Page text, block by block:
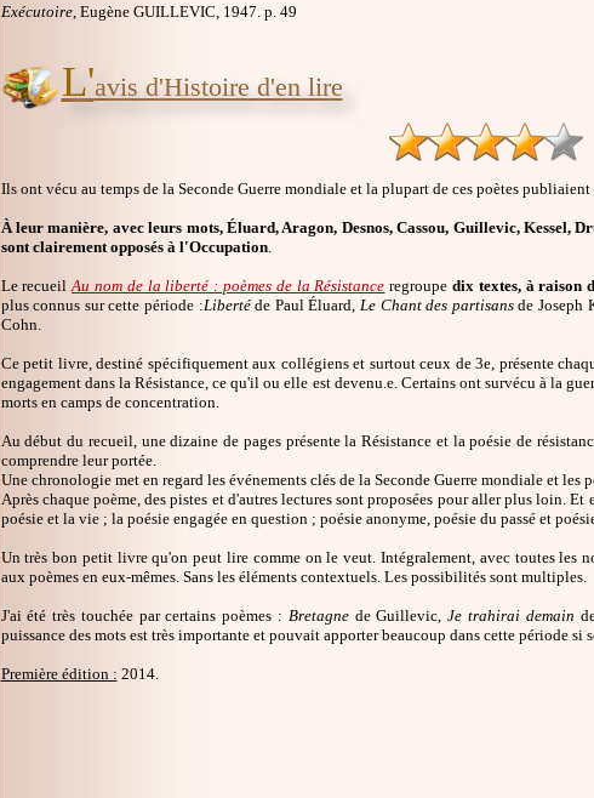
Exécutoire, Eugène GUILLEVIC, 1947. p. 49
L'avis d'Histoire d'en lire
Ils ont vécu au temps de la Seconde Guerre mondiale et la plupart de ces poètes publiaient
À leur manière, avec leurs mots, Éluard, Aragon, Desnos, Cassou, Guillevic, Kessel,
sont clairement opposés à l'Occupation.
Le recueilAu nom de la liberté : poèmes de la Résistance regroupedix textes, à raison
plus connus sur cette période :Libertéde Paul Éluard, Le Chant des partisansde Joseph
Cohn.
Ce petit livre, destiné spécifiquement aux collégiens et surtout ceux de 3e, présente
engagement dans la Résistance, ce qu'il ou elle est devenu.e. Certains ont survécu à la
morts en camps de concentration.
Au début du recueil, une dizaine de pages présente la Résistance et la poésie de
comprendre leur portée.
Une chronologie met en regard les événements clés de la Seconde Guerre mondiale et les
Après chaque poème, des pistes et d'autres lectures sont proposées pour aller plus loin.
poésie et la vie ; la poésie engagée en question ; poésie anonyme, poésie du passé et
Un très bon petit livre qu'on peut lire comme on le veut. Intégralement, avec toutes les
aux poèmes en eux-mêmes. Sans les éléments contextuels. Les possibilités sont multiples.
J'ai été très touchée par certains poèmes : Bretagnede Guillevic,Je trahirai demain
puissance des mots est très importante et pouvait apporter beaucoup dans cette période si
Première édition : 2014.